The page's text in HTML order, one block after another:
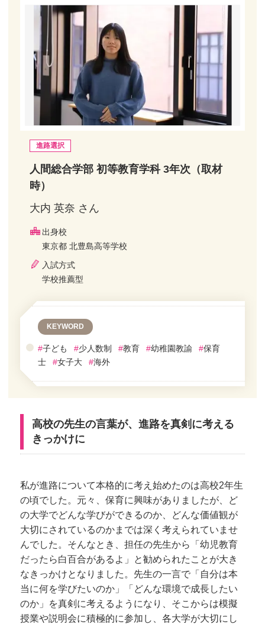
進路選択
人間総合学部 初等教育学科 3年次（取材
時）
大内 英奈 さん
出身校
東京都 北豊島高等学校
入試方式
学校推薦型
KEYWORD
#子ども #少人数制 #教育 #幼稚園教諭 #保育
士
#女子大 #海外
高校の先生の言葉が、進路を真剣に考える
きっかけに
私が進路について本格的に考え始めたのは高校2年生
の頃でした。元々、保育に興味がありましたが、ど
の大学でどんな学びができるのか、どんな価値観が
大切にされているのかまでは深く考えられていませ
んでした。そんなとき、担任の先生から「幼児教育
だったら白百合があるよ」と勧められたことが大き
なきっかけとなりました。先生の一言で「自分は本
当に何を学びたいのか」「どんな環境で成長したい
のか」を真剣に考えるようになり、そこからは模擬
授業や説明会に積極的に参加し、各大学が大切にし